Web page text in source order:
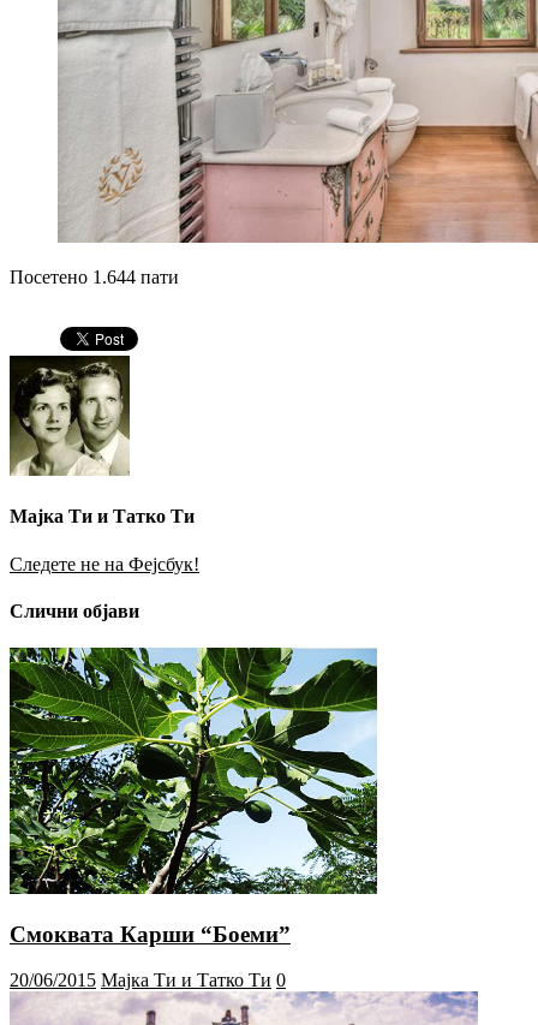
Посетено 1.644 пати
Мајка Ти и Татко Ти
Следете не на Фејсбук!
Слични објави
Смоквата Карши “Боеми”
20/06/2015 Мајка Ти и Татко Ти 0